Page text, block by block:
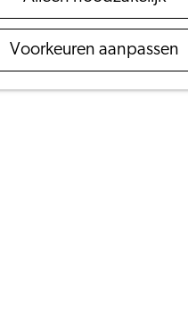
Voorkeuren aanpassen
en
scheikundige
Hier brengen